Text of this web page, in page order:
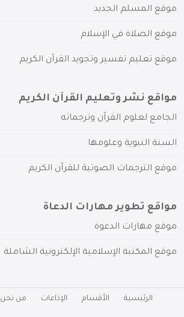
موقع المسلم الجديد
موقع الصلاة في الإسلام
موقع تعليم تفسير وتجويد القرآن الكريم
مواقع نشر وتعليم القرآن الكريم
الجامع لعلوم القرآن وترجماته
السنة النبوية وعلومها
موقع الترجمات الصوتية للقرآن الكريم
مواقع تطوير مهارات الدعاة
موقع مهارات الدعوة
موقع المكتبة الإسلامية الإلكترونية الشاملة
الرئيسية الأقسام الإذاعات من نحن